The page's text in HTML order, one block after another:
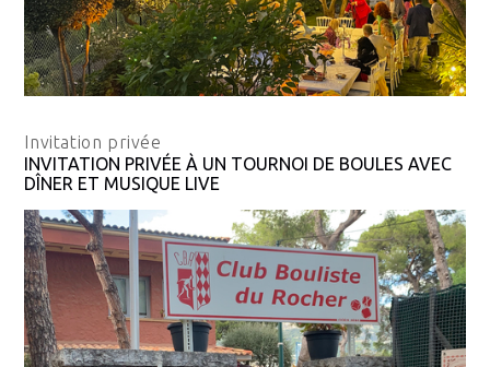
Invitation privée
INVITATION PRIVÉE À UN TOURNOI DE BOULES AVEC
DÎNER ET MUSIQUE LIVE